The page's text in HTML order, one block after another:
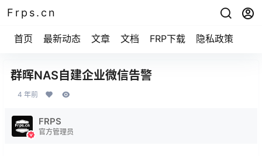
Frps.cn
首页 最新动态 文章 文档 FRP下载 隐私政策
群晖NAS自建企业微信告警
4 年前
FRPS
官方管理员